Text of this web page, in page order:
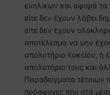
ενηλίκων και αφορά
είτε δεν έχουν λάβει
είτε δεν έχουν
αποτέλεσμα να μην
απολυτήριο λυκείου, ή
απολυτήριο τους και
Παραδείγματα τέτοιων
πρόσφυγες που στα